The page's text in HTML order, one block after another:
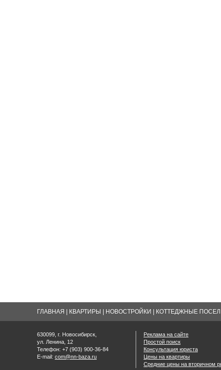
ГЛАВНАЯ КВАРТИРЫ НОВОСТРОЙКИ КОТТЕДЖНЫЕ
630099, г. Новосибирск,
ул. Ленина, 12
Телефон: +7 (903) 900-36-84
E-mail: com@nn-baza.ru
Реклама на сайте
Простой поиск
Консультация юриста
Цены на квартиры
Средние цены на вторичном